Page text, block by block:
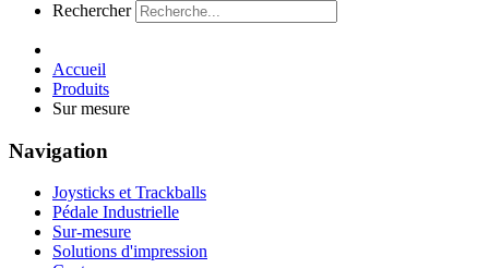
Rechercher
Accueil
Produits
Sur mesure
Navigation
Joysticks et Trackballs
Pédale Industrielle
Sur-mesure
Solutions d'impression